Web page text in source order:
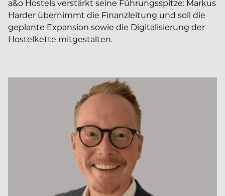
a&o Hostels verstärkt seine Führungsspitze: Markus
Harder übernimmt die Finanzleitung und soll die
geplante Expansion sowie die Digitalisierung der
Hostelkette mitgestalten.